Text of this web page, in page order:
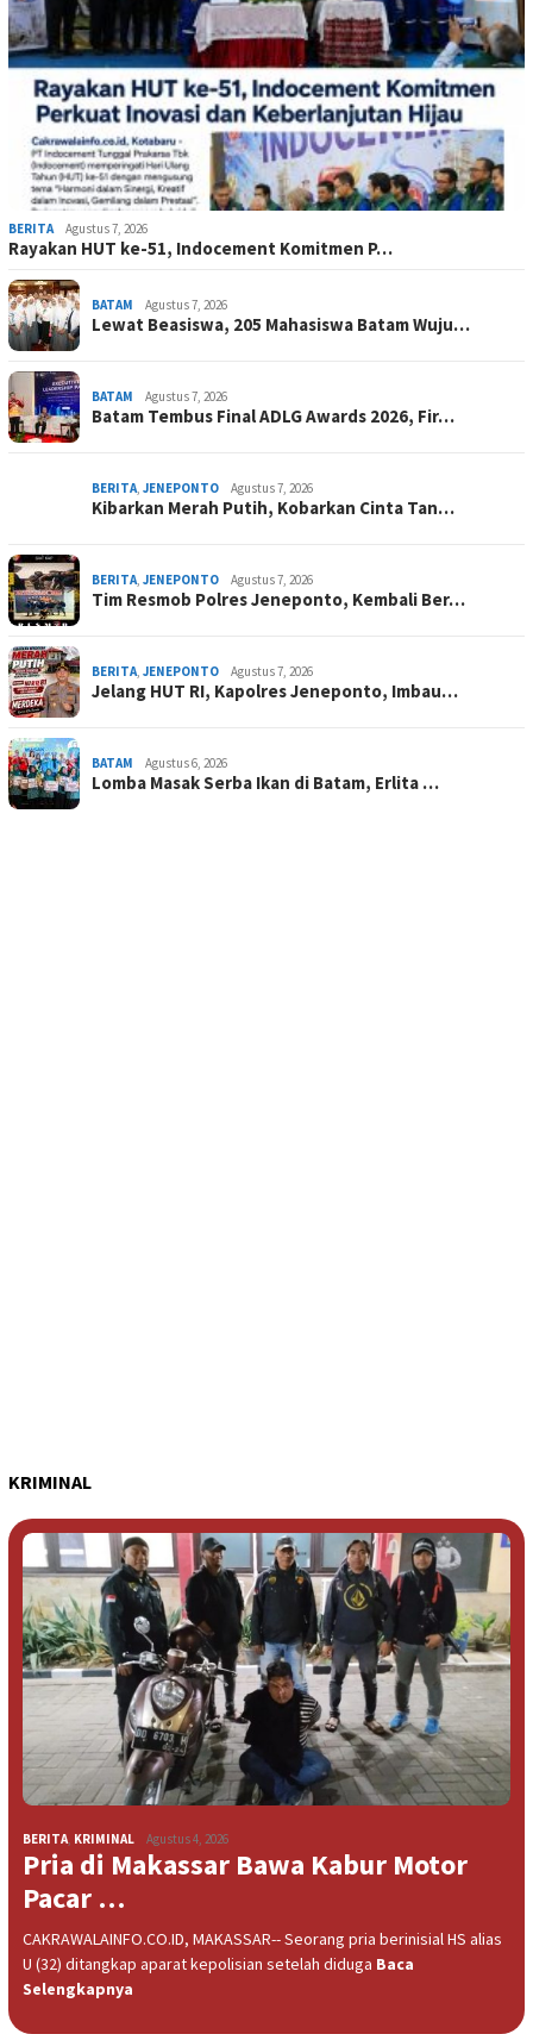
BERITA Agustus 7, 2026
Rayakan HUT ke-51, Indocement Komitmen P…
BATAM Agustus 7, 2026
Lewat Beasiswa, 205 Mahasiswa Batam Wuju…
BATAM Agustus 7, 2026
Batam Tembus Final ADLG Awards 2026, Fir…
BERITA JENEPONTO Agustus 7, 2026
Kibarkan Merah Putih, Kobarkan Cinta Tan…
BERITA JENEPONTO Agustus 7, 2026
Tim Resmob Polres Jeneponto, Kembali Ber…
BERITA JENEPONTO Agustus 7, 2026
Jelang HUT RI, Kapolres Jeneponto, Imbau…
BATAM Agustus 6, 2026
Lomba Masak Serba Ikan di Batam, Erlita …
KRIMINAL
BERITA, KRIMINAL Agustus 4, 2026
Pria di Makassar Bawa Kabur Motor
Pacar …
CAKRAWALAINFO.CO.ID, MAKASSAR-- Seorang pria berinisial HS alias
U (32) ditangkap aparat kepolisian setelah diduga Baca
Selengkapnya